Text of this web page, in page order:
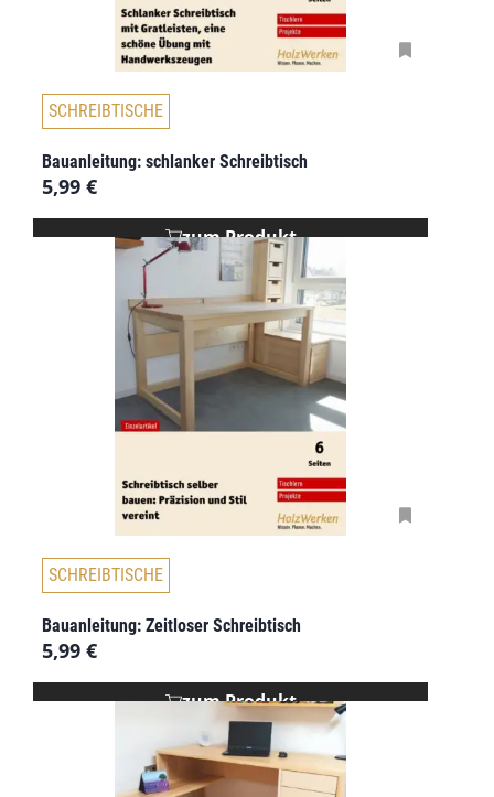
SCHREIBTISCHE
Bauanleitung: schlanker Schreibtisch
5,99 €
zum Produkt
SCHREIBTISCHE
Bauanleitung: Zeitloser Schreibtisch
5,99 €
zum Produkt